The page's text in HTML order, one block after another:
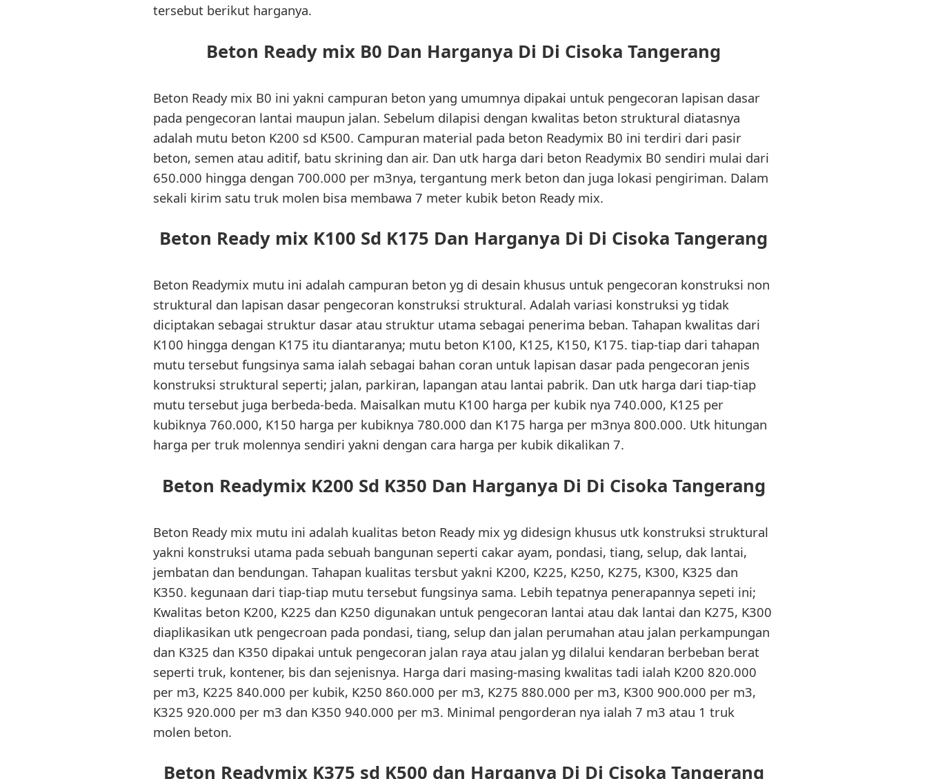
tersebut berikut harganya.
Beton Ready mix B0 Dan Harganya Di Di Cisoka Tangerang
Beton Ready mix B0 ini yakni campuran beton yang umumnya dipakai untuk pengecoran lapisan dasar
pada pengecoran lantai maupun jalan. Sebelum dilapisi dengan kwalitas beton struktural diatasnya
adalah mutu beton K200 sd K500. Campuran material pada beton Readymix B0 ini terdiri dari pasir
beton, semen atau aditif, batu skrining dan air. Dan utk harga dari beton Readymix B0 sendiri mulai dari
650.000 hingga dengan 700.000 per m3nya, tergantung merk beton dan juga lokasi pengiriman. Dalam
sekali kirim satu truk molen bisa membawa 7 meter kubik beton Ready mix.
Beton Ready mix K100 Sd K175 Dan Harganya Di Di Cisoka Tangerang
Beton Readymix mutu ini adalah campuran beton yg di desain khusus untuk pengecoran konstruksi non
struktural dan lapisan dasar pengecoran konstruksi struktural. Adalah variasi konstruksi yg tidak
diciptakan sebagai struktur dasar atau struktur utama sebagai penerima beban. Tahapan kwalitas dari
K100 hingga dengan K175 itu diantaranya; mutu beton K100, K125, K150, K175. tiap-tiap dari tahapan
mutu tersebut fungsinya sama ialah sebagai bahan coran untuk lapisan dasar pada pengecoran jenis
konstruksi struktural seperti; jalan, parkiran, lapangan atau lantai pabrik. Dan utk harga dari tiap-tiap
mutu tersebut juga berbeda-beda. Maisalkan mutu K100 harga per kubik nya 740.000, K125 per
kubiknya 760.000, K150 harga per kubiknya 780.000 dan K175 harga per m3nya 800.000. Utk hitungan
harga per truk molennya sendiri yakni dengan cara harga per kubik dikalikan 7.
Beton Readymix K200 Sd K350 Dan Harganya Di Di Cisoka Tangerang
Beton Ready mix mutu ini adalah kualitas beton Ready mix yg didesign khusus utk konstruksi struktural
yakni konstruksi utama pada sebuah bangunan seperti cakar ayam, pondasi, tiang, selup, dak lantai,
jembatan dan bendungan. Tahapan kualitas tersbut yakni K200, K225, K250, K275, K300, K325 dan
K350. kegunaan dari tiap-tiap mutu tersebut fungsinya sama. Lebih tepatnya penerapannya sepeti ini;
Kwalitas beton K200, K225 dan K250 digunakan untuk pengecoran lantai atau dak lantai dan K275, K300
diaplikasikan utk pengecroan pada pondasi, tiang, selup dan jalan perumahan atau jalan perkampungan
dan K325 dan K350 dipakai untuk pengecoran jalan raya atau jalan yg dilalui kendaran berbeban berat
seperti truk, kontener, bis dan sejenisnya. Harga dari masing-masing kwalitas tadi ialah K200 820.000
per m3, K225 840.000 per kubik, K250 860.000 per m3, K275 880.000 per m3, K300 900.000 per m3,
K325 920.000 per m3 dan K350 940.000 per m3. Minimal pengorderan nya ialah 7 m3 atau 1 truk
molen beton.
Beton Readymix K375 sd K500 dan Harganya Di Di Cisoka Tangerang